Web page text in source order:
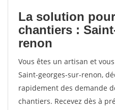
La solution
chantiers :
renon
Vous êtes un artisan et
Saint-georges-sur-renon,
rapidement des demande
chantiers. Recevez dès à